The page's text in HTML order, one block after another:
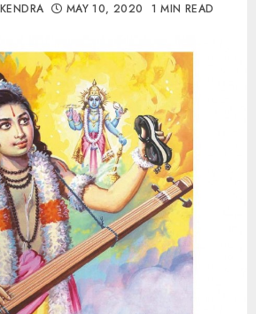
MAY 10, 2020 1 MIN READ